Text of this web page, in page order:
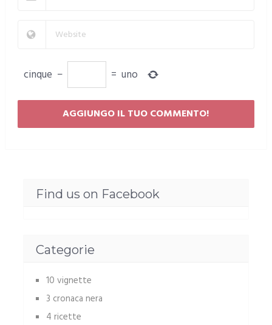
cinque − = uno
Find us on Facebook
Categorie
10 vignette
3 cronaca nera
4 ricette